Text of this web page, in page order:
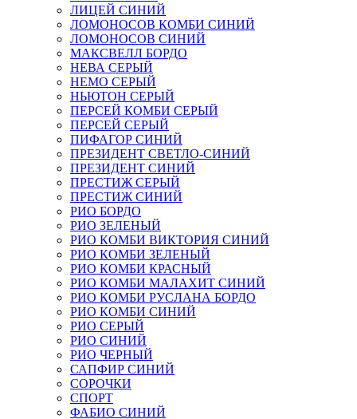
ЛИЦЕЙ СИНИЙ
ЛОМОНОСОВ КОМБИ СИНИЙ
ЛОМОНОСОВ СИНИЙ
МАКСВЕЛЛ БОРДО
НЕВА СЕРЫЙ
НЕМО СЕРЫЙ
НЬЮТОН СЕРЫЙ
ПЕРСЕЙ КОМБИ СЕРЫЙ
ПЕРСЕЙ СЕРЫЙ
ПИФАГОР СИНИЙ
ПРЕЗИДЕНТ СВЕТЛО-СИНИЙ
ПРЕЗИДЕНТ СИНИЙ
ПРЕСТИЖ СЕРЫЙ
ПРЕСТИЖ СИНИЙ
РИО БОРДО
РИО ЗЕЛЕНЫЙ
РИО КОМБИ ВИКТОРИЯ СИНИЙ
РИО КОМБИ ЗЕЛЕНЫЙ
РИО КОМБИ КРАСНЫЙ
РИО КОМБИ МАЛАХИТ СИНИЙ
РИО КОМБИ РУСЛАНА БОРДО
РИО КОМБИ СИНИЙ
РИО СЕРЫЙ
РИО СИНИЙ
РИО ЧЕРНЫЙ
САПФИР СИНИЙ
СОРОЧКИ
СПОРТ
ФАБИО СИНИЙ